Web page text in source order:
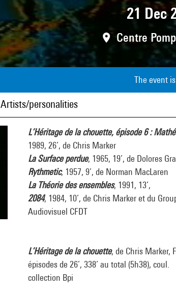
21 Dec
Centre
The event
Artists/personalities
L’Héritage de la chouette, épisode 6 :
1989, 26’, de Chris Marker
La Surface perdue, 1965, 19’, de Dolores
Rythmetic, 1957, 9’, de Norman MacLaren
La Théorie des ensembles, 1991, 13’,
2084, 1984, 10’, de Chris Marker et du
Audiovisuel CFDT
L’Héritage de la chouette, de Chris Marker,
épisodes de 26’, 338’ au total (5h38), coul.
collection Bpi